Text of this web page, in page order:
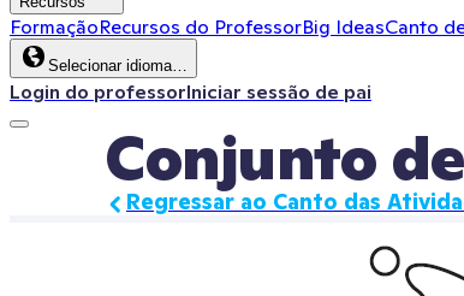
FormaçãoRecursos do ProfessorBig IdeasCanto
Selecionar idioma…
Login do professorIniciar sessão de pai
Conjunto
Regressar ao Canto das